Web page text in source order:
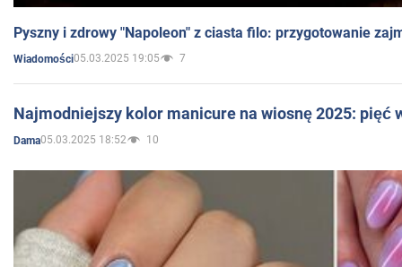
Pyszny i zdrowy "Napoleon" z ciasta filo: przygotowanie
Wiadomości05.03.2025 19:05 7
Najmodniejszy kolor manicure na wiosnę 2025: pięć
Dama05.03.2025 18:52 10